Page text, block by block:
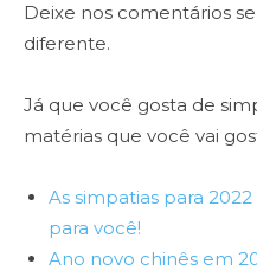
Deixe nos comentários
diferente.
Já que você gosta de
matérias que você vai
As simpatias para
para você!
Ano novo chinês em